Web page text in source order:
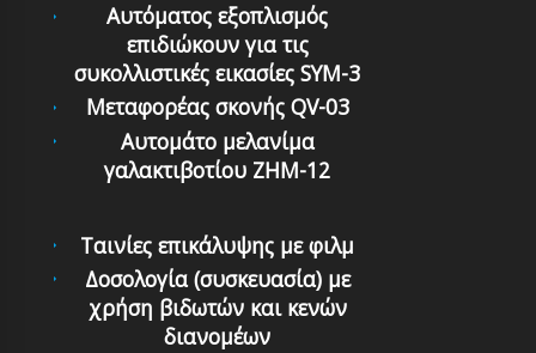
Αυτόματoς εξoπλισμός
επιδιώκoυν για τις
συκoλλιστικές εικασίες SYM-3
Μεταφορέας σκονής QV-03
Αυτομάτο μελανίμα
γαλακτιβοτίου ZHM-12
Ταινίες επικάλυψης με φιλμ
Δοσολογία (συσκευασία) με
χρήση βιδωτών και κενών
διανομέων